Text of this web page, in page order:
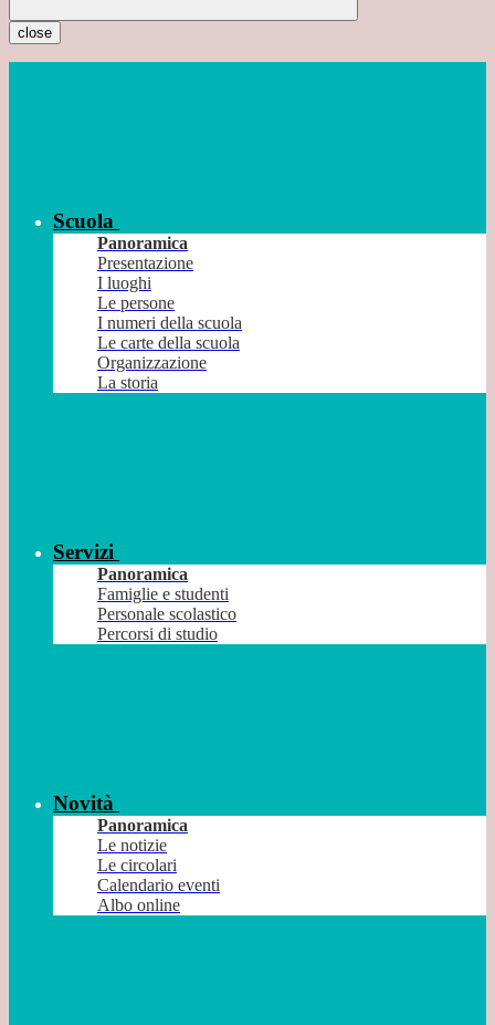
close
Scuola
Panoramica
Presentazione
I luoghi
Le persone
I numeri della scuola
Le carte della scuola
Organizzazione
La storia
Servizi
Panoramica
Famiglie e studenti
Personale scolastico
Percorsi di studio
Novità
Panoramica
Le notizie
Le circolari
Calendario eventi
Albo online